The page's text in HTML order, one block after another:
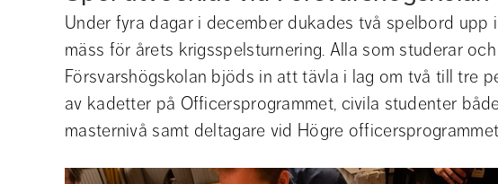
Under fyra dagar i december dukades två spelbord upp
mäss för årets krigsspelsturnering. Alla som studerar
Försvarshögskolan bjöds in att tävla i lag om två till tre
av kadetter på Officersprogrammet, civila studenter
masternivå samt deltagare vid Högre